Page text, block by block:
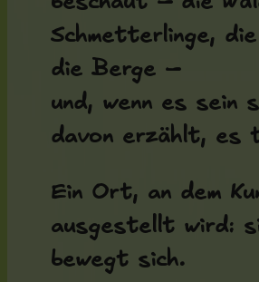
Schmetterlinge,
die Berge –
und, wenn es sein
davon erzählt, es
Ein Ort, an dem
ausgestellt wird:
bewegt sich.